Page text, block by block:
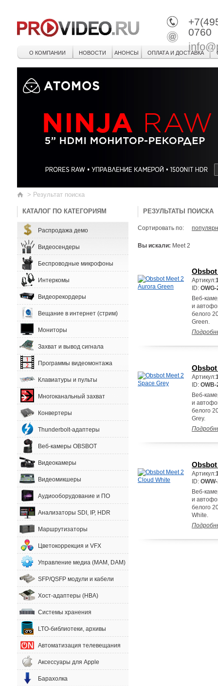
0760
О КОМПАНИИ НОВОСТИ АНОНСЫ ОПЛАТА И ДОСТАВКА
> Результат поиска
КАТАЛОГ ПО КАТЕГОРИЯМ
Распродажа демо
Видеосендеры
Беспроводные микрофоны
Интеркомы
Видеорекордеры
Вещание в интернет (стрим)
Мониторы
Захват и вывод сигнала
Программы видеомонтажа
Клавиатуры и пульты
Многоканальный захват
Конвертеры
Thunderbolt-адаптеры
Веб-камеры OBSBOT
Видеокамеры
Видеомикшеры
Аудиооборудование и ПО
Анализаторы SDI, IP, HDR
Маршрутизаторы
Цветокоррекция и VFX
Управление медиа (MAM, DAM)
SFP/QSFP модули и кабели
Хост-адаптеры (HBA)
Системы хранения
LTO-библиотеки, архивы
Автоматизация телевещания
Аксессуары для Apple
Барахолка
РЕЗУЛЬТАТЫ ПОИСКА
Сортировать по:
Вы искали: Meet 2
Obsbot
Артикул:
ID:
Веб-
и
белого
Green.
Obsbot
Артикул:
ID: OWB-
Веб-
и
белого
Grey.
Артикул:
ID:
Веб-
и
белого
White.